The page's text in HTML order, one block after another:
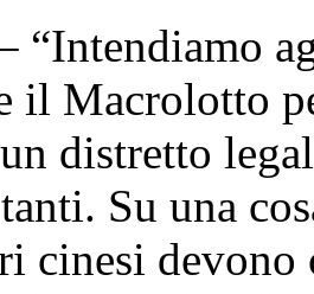
“Intendiamo
il Macrolotto
distretto
Su una
cinesi devono